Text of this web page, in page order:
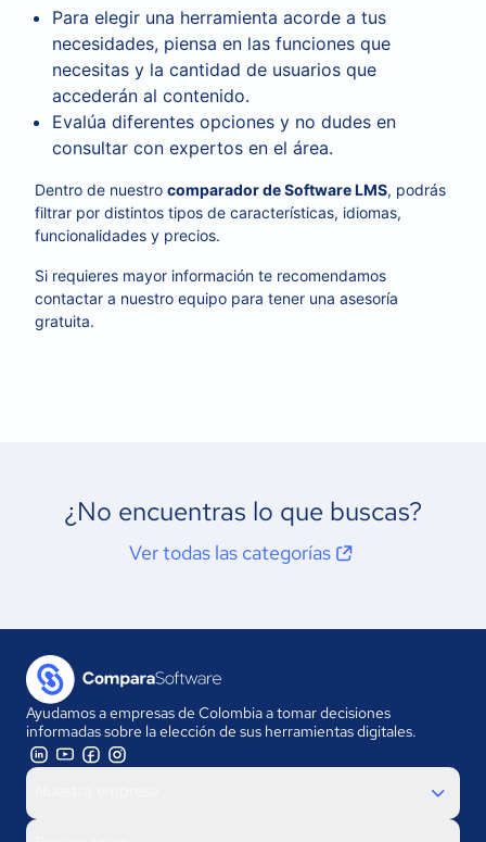
Para elegir una herramienta acorde a tus
necesidades, piensa en las funciones que
necesitas y la cantidad de usuarios que
accederán al contenido.
Evalúa diferentes opciones y no dudes en
consultar con expertos en el área.
Dentro de nuestro comparador deSoftware LMS, podrás
filtrar por distintos tipos de características, idiomas,
funcionalidades y precios.
Si requieres mayor información te recomendamos
contactar a nuestro equipo para tener una asesoría
gratuita.
¿No encuentras lo que buscas?
Ver todas las categorías
Ayudamos a empresas de Colombia a tomar decisiones
informadas sobre la elección de sus herramientas digitales.